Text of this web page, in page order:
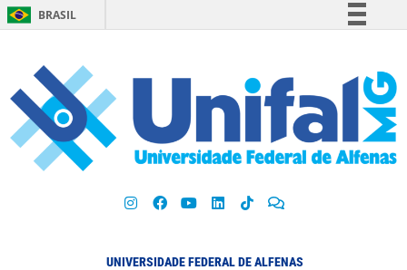
BRASIL
Participe
Acesso à informação
Legislação
UNIVERSIDADE FEDERAL DE ALFENAS